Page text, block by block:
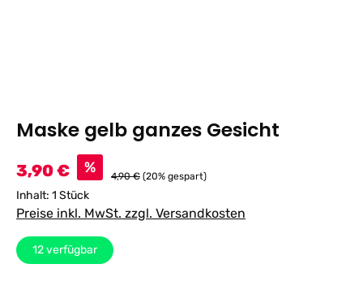
Maske gelb ganzes Gesicht
Verkaufspreis:
3,90 € % 4,90 € (20% gespart)
Inhalt: 1 Stück
Preise inkl. MwSt. zzgl. Versandkosten
12verfügbar